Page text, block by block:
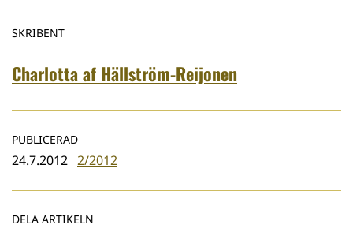
SKRIBENT
Charlotta af Hällström-Reijonen
PUBLICERAD
24.7.2012 2/2012
DELA ARTIKELN